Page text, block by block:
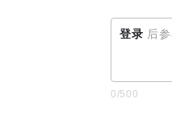
登录 后
0/500